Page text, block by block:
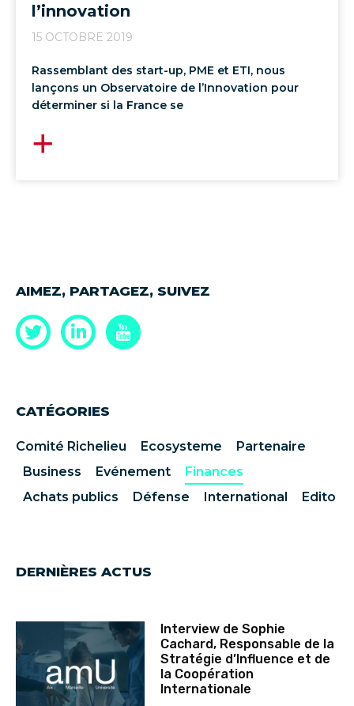
l’innovation
15 OCTOBRE 2019
Rassemblant des start-up, PME et ETI, nous
lançons un Observatoire de l’Innovation pour
déterminer si la France se
AIMEZ, PARTAGEZ, SUIVEZ
CATÉGORIES
Comité Richelieu Ecosysteme
Partenaire
Business
Evénement
Finances
Achats publics
Défense International Edito
DERNIÈRES ACTUS
Interview de Sophie
Cachard, Responsable de la
Stratégie d’Influence et de
la Coopération
Internationale